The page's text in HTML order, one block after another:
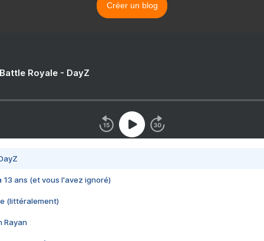
Créer un blog
Royale - DayZ
13 ans (et vous l'avez ignoré)
(littéralement)
Rayan